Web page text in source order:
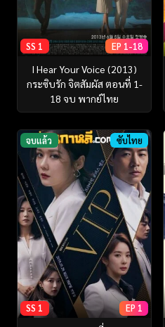
SS 1 EP 1-18
I Hear Your Voice (2013)
กระซิบรัก จิตสัมผัส ตอนที่ 1-
18 จบ พากย์ไทย
จบแล้ว ซับไทย
SS 1 EP 1